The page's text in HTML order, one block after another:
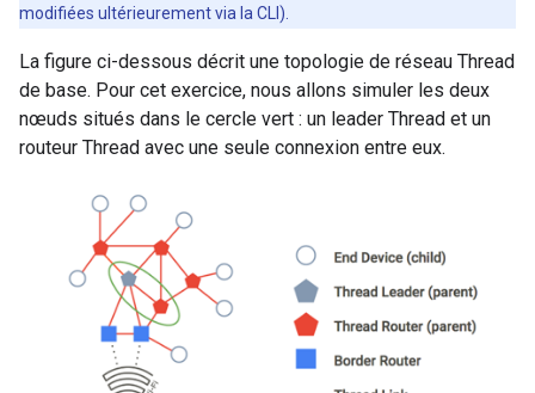
modifiées ultérieurement via la CLI).
La figure ci-dessous décrit une topologie de réseau Thread
de base. Pour cet exercice, nous allons simuler les deux
nœuds situés dans le cercle vert : un leader Thread et un
routeur Thread avec une seule connexion entre eux.